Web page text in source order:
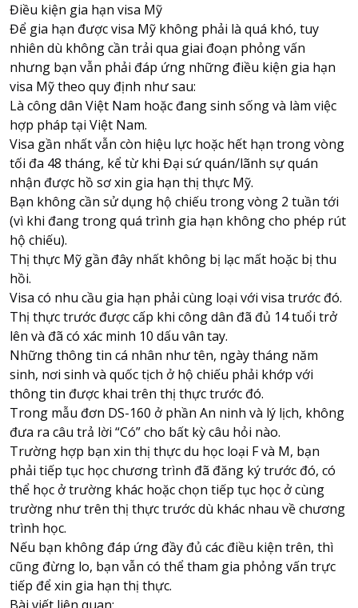
Điều kiện gia hạn visa Mỹ
Để gia hạn được visa Mỹ không phải là quá khó, tuy
nhiên dù không cần trải qua giai đoạn phỏng vấn
nhưng bạn vẫn phải đáp ứng những điều kiện gia hạn
visa Mỹ theo quy định như sau:
Là công dân Việt Nam hoặc đang sinh sống và làm việc
hợp pháp tại Việt Nam.
Visa gần nhất vẫn còn hiệu lực hoặc hết hạn trong vòng
tối đa 48 tháng, kể từ khi Đại sứ quán/lãnh sự quán
nhận được hồ sơ xin gia hạn thị thực Mỹ.
Bạn không cần sử dụng hộ chiếu trong vòng 2 tuần tới
(vì khi đang trong quá trình gia hạn không cho phép rút
hộ chiếu).
Thị thực Mỹ gần đây nhất không bị lạc mất hoặc bị thu
hồi.
Visa có nhu cầu gia hạn phải cùng loại với visa trước đó.
Thị thực trước được cấp khi công dân đã đủ 14 tuổi trở
lên và đã có xác minh 10 dấu vân tay.
Những thông tin cá nhân như tên, ngày tháng năm
sinh, nơi sinh và quốc tịch ở hộ chiếu phải khớp với
thông tin được khai trên thị thực trước đó.
Trong mẫu đơn DS-160 ở phần An ninh và lý lịch, không
đưa ra câu trả lời “Có” cho bất kỳ câu hỏi nào.
Trường hợp bạn xin thị thực du học loại F và M, bạn
phải tiếp tục học chương trình đã đăng ký trước đó, có
thể học ở trường khác hoặc chọn tiếp tục học ở cùng
trường như trên thị thực trước dù khác nhau về chương
trình học.
Nếu bạn không đáp ứng đầy đủ các điều kiện trên, thì
cũng đừng lo, bạn vẫn có thể tham gia phỏng vấn trực
tiếp để xin gia hạn thị thực.